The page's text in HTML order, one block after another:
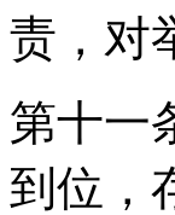
责，对
第十一
到位，